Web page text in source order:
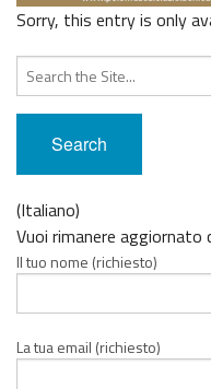
Sorry, this entry is only
Search
for:
(Italiano)
Vuoi rimanere
Il tuo nome (richiesto)
La tua email (richiesto)